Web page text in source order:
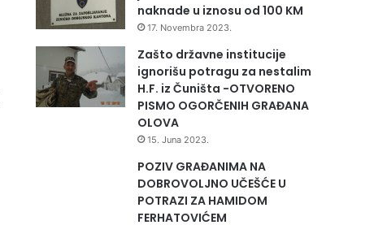
naknade u iznosu od 100 KM
17. Novembra 2023.
Zašto državne institucije
ignorišu potragu za nestalim
H.F. iz Čuništa -OTVORENO
PISMO OGORČENIH GRAĐANA
OLOVA
15. Juna 2023.
POZIV GRAĐANIMA NA
DOBROVOLJNO UČEŠĆE U
POTRAZI ZA HAMIDOM
FERHATOVIĆEM